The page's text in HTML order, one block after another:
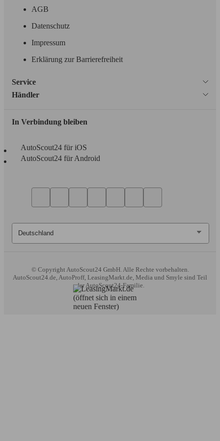
AGB
Datenschutz
Impressum
Erklärung zur Barrierefreiheit
Service
Händler
In Verbindung bleiben
AutoScout24 für iOS
AutoScout24 für Android
© Copyright AutoScout24 GmbH. Alle Rechte vorbehalten.
AutoScout24.de, AutoProff, LeasingMarkt.de, Media und Smyle sind Teil
der AutoScout24-Familie.